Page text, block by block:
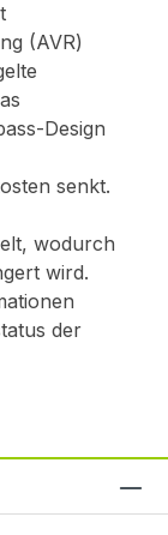
(AVR)
Design
senkt.
wodurch
wird.
der